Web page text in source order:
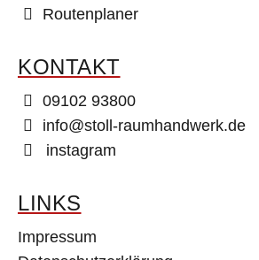
Routenplaner
KONTAKT
09102 93800
info@stoll-raumhandwerk.de
instagram
LINKS
Impressum